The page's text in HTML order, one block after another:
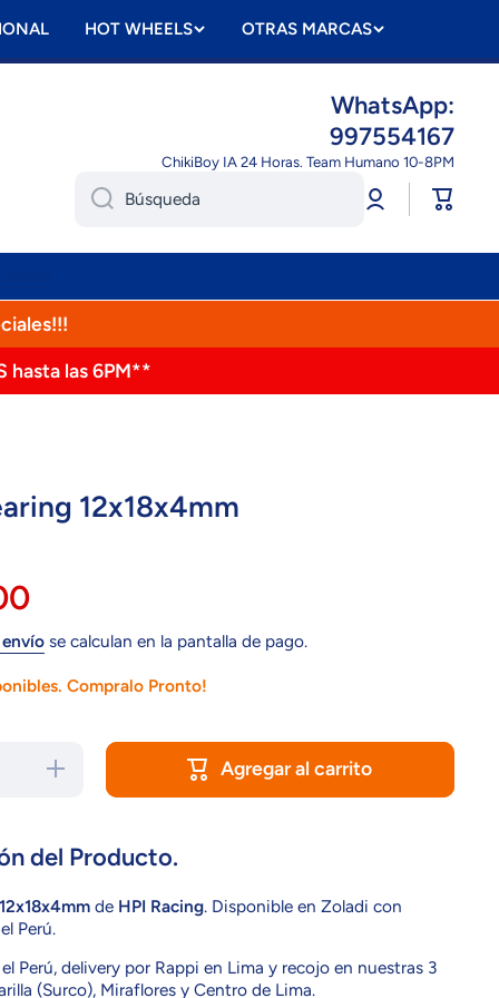
HOT WHEELS OTRAS MARCAS
WhatsApp:
997554167
ChikiBoy IA 24 Horas. Team Humano 10-8PM
Búsqueda
Iniciar
sesión
Carrito
more
hasta las 6PM**
12x18x4mm
se calculan en la pantalla de pago.
Compralo Pronto!
Aumentar
cantidad
para B033
Agregar al carrito
del Producto.
de HPI Racing. Disponible en Zoladi con
Perú.
Perú, delivery por Rappi en Lima y recojo en nuestras 3
(Surco), Miraflores y Centro de Lima.